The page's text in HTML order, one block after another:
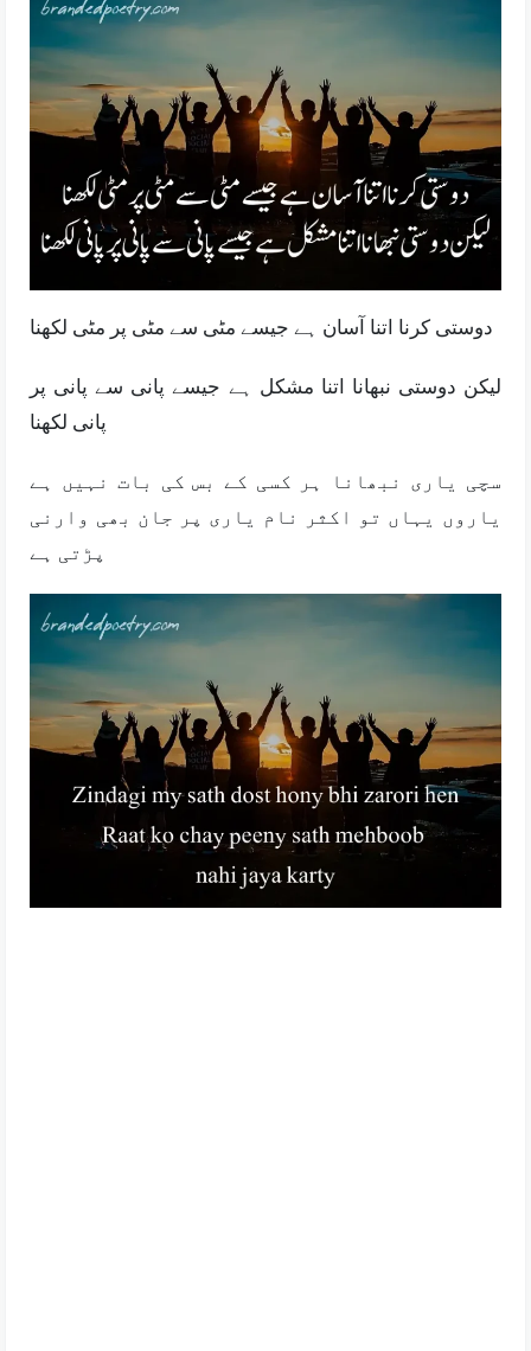
دوستی کرنا اتنا آسان ہے جیسے مٹی سے مٹی پر مٹی لکھنا
لیکن دوستی نبھانا اتنا مشکل ہے جیسے پانی سے پانی پر
پانی لکھنا
سچی یاری نبھانا ہر کسی کے بس کی بات نہیں ہے
یاروں یہاں تو اکثر نام یاری پر جان بھی وارنی
پڑتی ہے